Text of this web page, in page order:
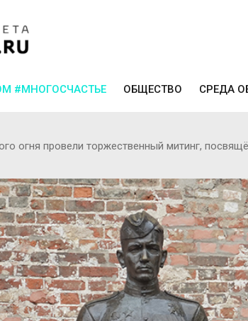
#МНОГОСЧАСТЬЕ ОБЩЕСТВО СРЕДА
огня провели торжественный митинг,